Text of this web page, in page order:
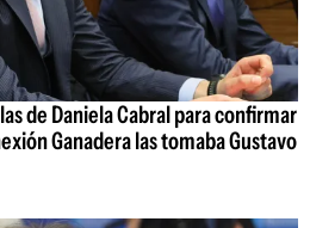
de Daniela Cabral para confirmar
Ganadera las tomaba Gustavo